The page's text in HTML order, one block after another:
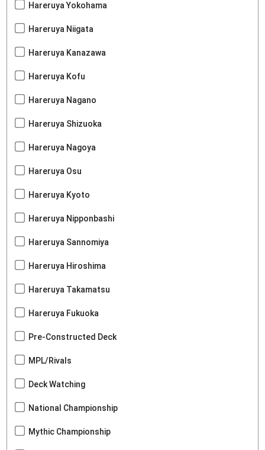
Hareruya Yokohama
Hareruya Niigata
Hareruya Kanazawa
Hareruya Kofu
Hareruya Nagano
Hareruya Shizuoka
Hareruya Nagoya
Hareruya Osu
Hareruya Kyoto
Hareruya Nipponbashi
Hareruya Sannomiya
Hareruya Hiroshima
Hareruya Takamatsu
Hareruya Fukuoka
Pre-Constructed Deck
MPL/Rivals
Deck Watching
National Championship
Mythic Championship